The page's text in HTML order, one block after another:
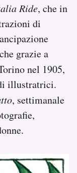
Ride, che in
di
grazie a
nel 1905,
illustratrici.
, settimanale